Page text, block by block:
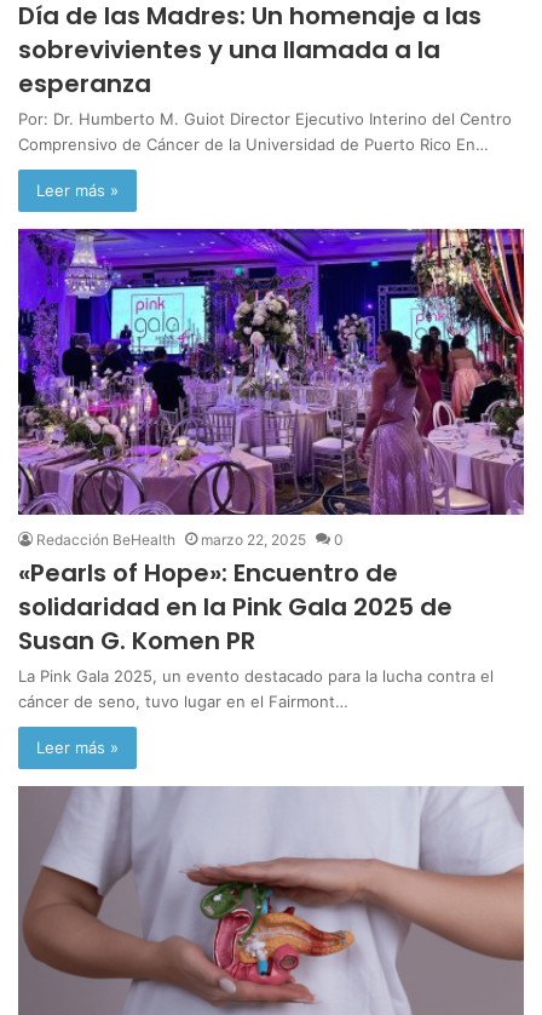
Día de las Madres: Un homenaje a las
sobrevivientes y una llamada a la
esperanza
Por: Dr. Humberto M. Guiot Director Ejecutivo Interino del Centro
Comprensivo de Cáncer de la Universidad de Puerto Rico En…
Leer más »
Redacción BeHealth marzo 22, 2025 0
«Pearls of Hope»: Encuentro de
solidaridad en la Pink Gala 2025 de
Susan G. Komen PR
La Pink Gala 2025, un evento destacado para la lucha contra el
cáncer de seno, tuvo lugar en el Fairmont…
Leer más »